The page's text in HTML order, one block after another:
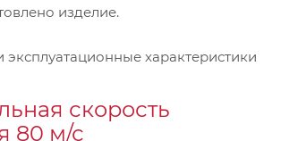
изделие.
характеристики
скорость
80 м/с